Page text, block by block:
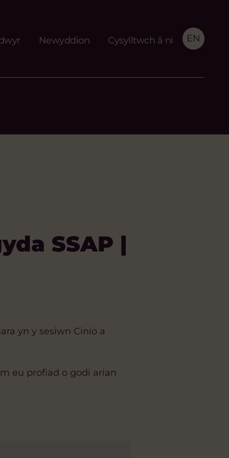
Newyddion Cysylltwch â ni EN
SSAP |
yn y sesiwn Cinio a
eu profiad o godi arian